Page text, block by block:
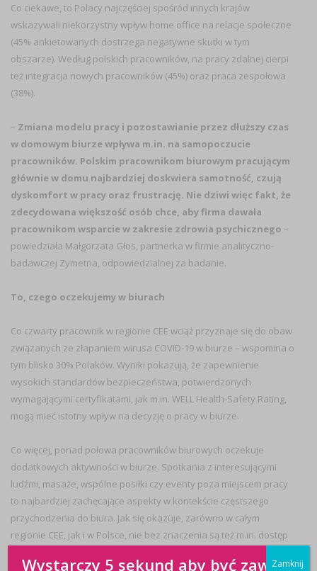
Co ciekawe, to Polacy najczęściej spośród innych krajów
wskazywali niekorzystny wpływ home office na relacje społeczne
(45% ankietowanych dostrzega negatywne skutki w tym
obszarze). Według polskich pracowników, na pracy zdalnej cierpi
też integracja nowych pracowników (45%) oraz praca zespołowa
(38%).
– Zmiana modelu pracy i pozostawianie przez dłuższy czas
w domowym biurze wpływa m.in. na samopoczucie
pracowników. Polskim pracownikom biurowym pracującym
głównie w domu najbardziej doskwiera samotność, czują
dyskomfort w pracy oraz frustrację. Nie dziwi więc fakt, że
zdecydowana większość osób chce, aby firma dawała
pracownikom wsparcie w zakresie zdrowia psychicznego –
powiedziała Małgorzata Głos, partnerka w firmie analityczno-
badawczej Zymetria, odpowiedzialnej za badanie.
To, czego oczekujemy w biurach
Co czwarty pracownik w regionie CEE wciąż przyznaje się do obaw
związanych ze złapaniem wirusa COVID-19 w biurze – wspomina o
tym blisko 30% Polaków. Wyniki pokazują, że zapewnienie
wysokich standardów bezpieczeństwa, potwierdzonych
wymagającymi certyfikatami, jak m.in. WELL Health-Safety Rating,
mogą mieć istotny wpływ na decyzję o pracy w biurze.
Co więcej, ponad połowa pracowników biurowych oczekuje
dodatkowych aktywności w biurze. Spotkania z interesującymi
ludźmi, masaże, wspólne posiłki czy eventy poza miejscem pracy
to najbardziej zachęcające aspekty w kontekście częstszego
przychodzenia do biura. Jak się okazuje, zarówno w całym
regionie CEE, jak i w Polsce, nie bez znaczenia są też m.in. dostęp
Wystarczy 5 sekund aby być zawsze
Zamknij